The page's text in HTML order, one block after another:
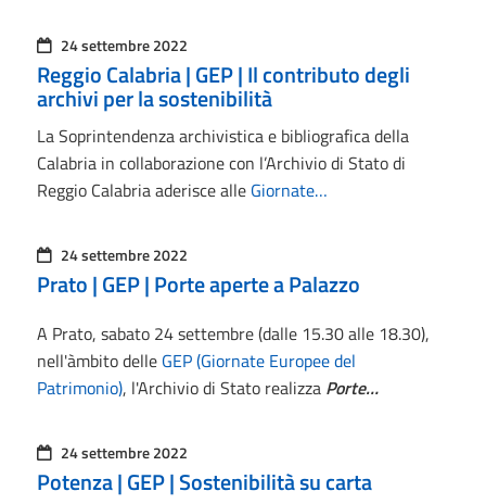
24 settembre 2022
Reggio Calabria | GEP | Il contributo degli
archivi per la sostenibilità
La Soprintendenza archivistica e bibliografica della
Calabria in collaborazione con l’Archivio di Stato di
Reggio Calabria aderisce alle Giornate…
24 settembre 2022
Prato | GEP | Porte aperte a Palazzo
A Prato, sabato 24 settembre (dalle 15.30 alle 18.30),
nell'àmbito delle GEP (Giornate Europee del
Patrimonio), l'Archivio di Stato realizza Porte…
24 settembre 2022
Potenza | GEP | Sostenibilità su carta